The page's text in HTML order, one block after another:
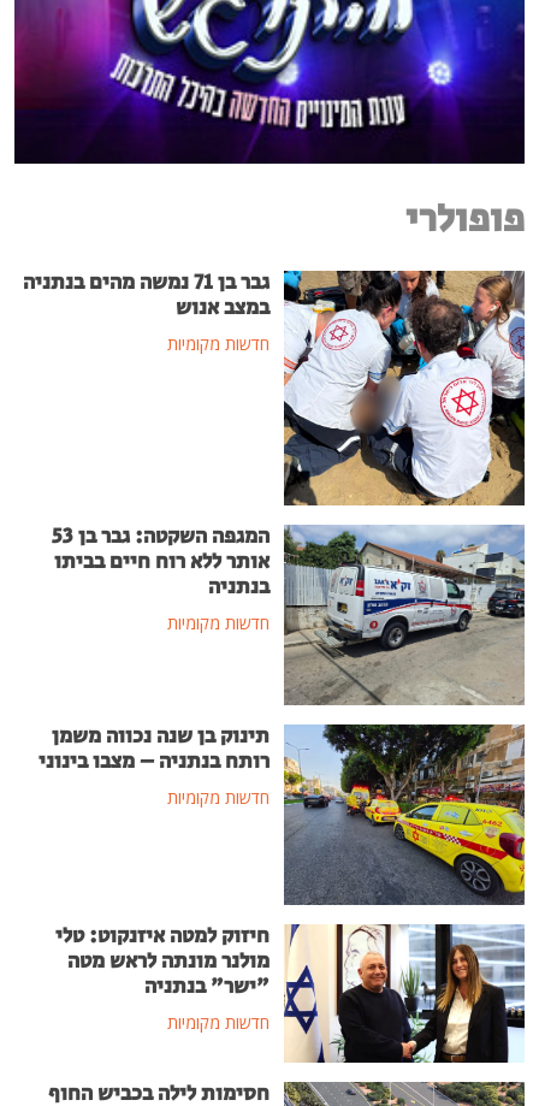
פופולרי
גבר בן 71 נמשה מהים בנתניה
במצב אנוש
חדשות מקומיות
המגפה השקטה: גבר בן 53
אותר ללא רוח חיים בביתו
בנתניה
חדשות מקומיות
תינוק בן שנה נכווה משמן
רותח בנתניה – מצבו בינוני
חדשות מקומיות
חיזוק למטה איזנקוט: טלי
מולנר מונתה לראש מטה
"ישר" בנתניה
חדשות מקומיות
חסימות לילה בכביש החוף